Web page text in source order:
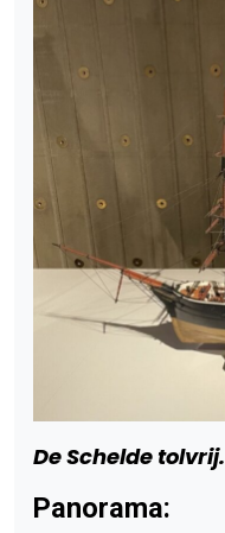
De Schelde tolvrij.
Panorama: